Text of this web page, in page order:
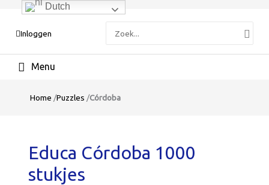
Inloggen
naar:
Hoofdmenu
Home /Puzzles /Córdoba
Educa Córdoba 1000
stukjes
Dutch